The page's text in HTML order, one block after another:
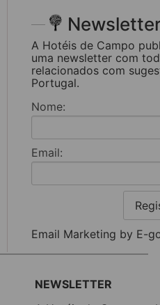
A Hotéis de Campo
uma newsletter com
relacionados com
Portugal.
Nome:
Email:
Email Marketing by E-
NEWSLETTER